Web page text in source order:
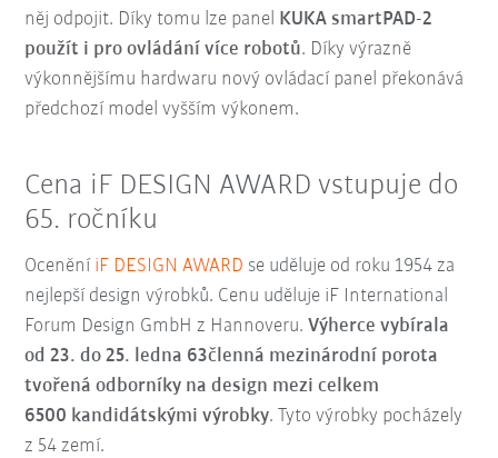
něj odpojit. Díky tomu lze panel KUKA smartPAD-2
použít i pro ovládání více robotů. Díky výrazně
výkonnějšímu hardwaru nový ovládací panel překonává
předchozí model vyšším výkonem.
Cena iF DESIGN AWARD vstupuje do
65. ročníku
OceněníiF DESIGN AWARD se uděluje od roku 1954 za
nejlepší design výrobků. Cenu uděluje iF International
Forum Design GmbH z Hannoveru. Výherce vybírala
od 23. do 25. ledna 63členná mezinárodní porota
tvořená odborníky na design mezi celkem
6500 kandidátskými výrobky. Tyto výrobky pocházely
z 54 zemí.